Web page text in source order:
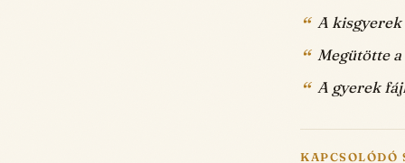
A
Megütötte
A gyerek
KAPCSOLÓDÓ